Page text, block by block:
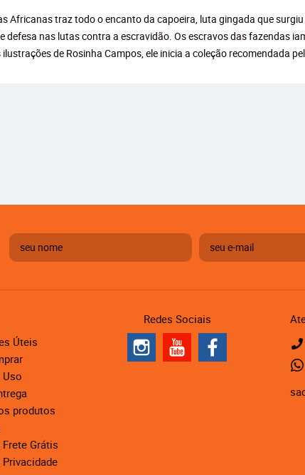
Africanas traz todo o encanto da capoeira, luta gingada que
defesa nas lutas contra a escravidão. Os escravos das fazendas
de Rosinha Campos, ele inicia a coleção recomendada
Úteis
Uso
produtos
Grátis
Redes Sociais